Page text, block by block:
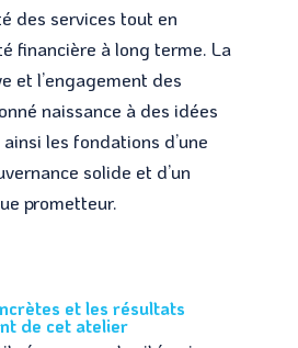
des services tout en
financière à long terme. La
et l’engagement des
naissance à des idées
les fondations d’une
solide et d’un
prometteur.
et les résultats
de cet atelier